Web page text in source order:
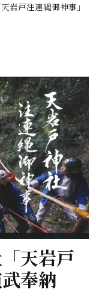
岩戸注連縄御神事」
天岩戸
奉納